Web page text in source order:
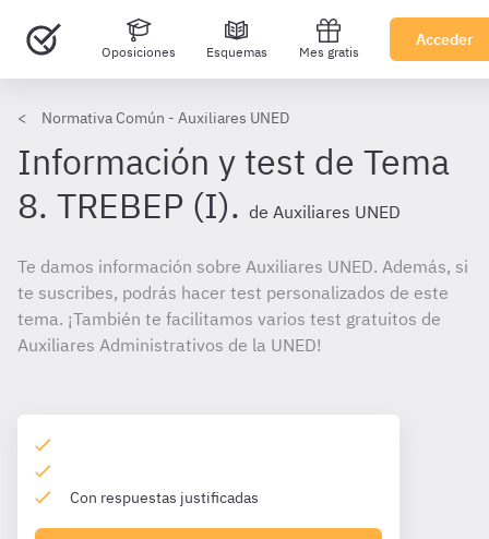
Oposiciones Esquemas Mes gratis
Acceder
Normativa Común - Auxiliares UNED
Información y test de Tema
8. TREBEP (I). de Auxiliares UNED
Te damos información sobre Auxiliares UNED. Además, si
te suscribes, podrás hacer test personalizados de este
tema. ¡También te facilitamos varios test gratuitos de
Auxiliares Administrativos de la UNED!
Con respuestas justificadas